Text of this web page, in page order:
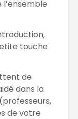
l’ensemble
touche
de
dans la
de votre